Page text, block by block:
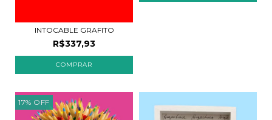
INTOCABLE GRAFITO
R$337,93
COMPRAR
17% OFF